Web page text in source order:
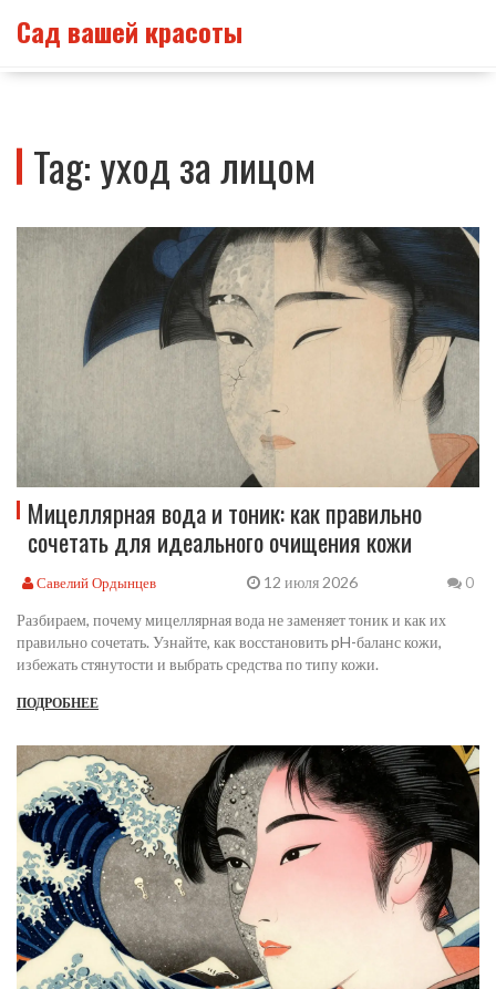
Сад вашей красоты
Tag: уход за лицом
Мицеллярная вода и тоник: как правильно
сочетать для идеального очищения кожи
Савелий Ордынцев 12 июля 2026 0
Разбираем, почему мицеллярная вода не заменяет тоник и как их
правильно сочетать. Узнайте, как восстановить pH-баланс кожи,
избежать стянутости и выбрать средства по типу кожи.
ПОДРОБНЕЕ